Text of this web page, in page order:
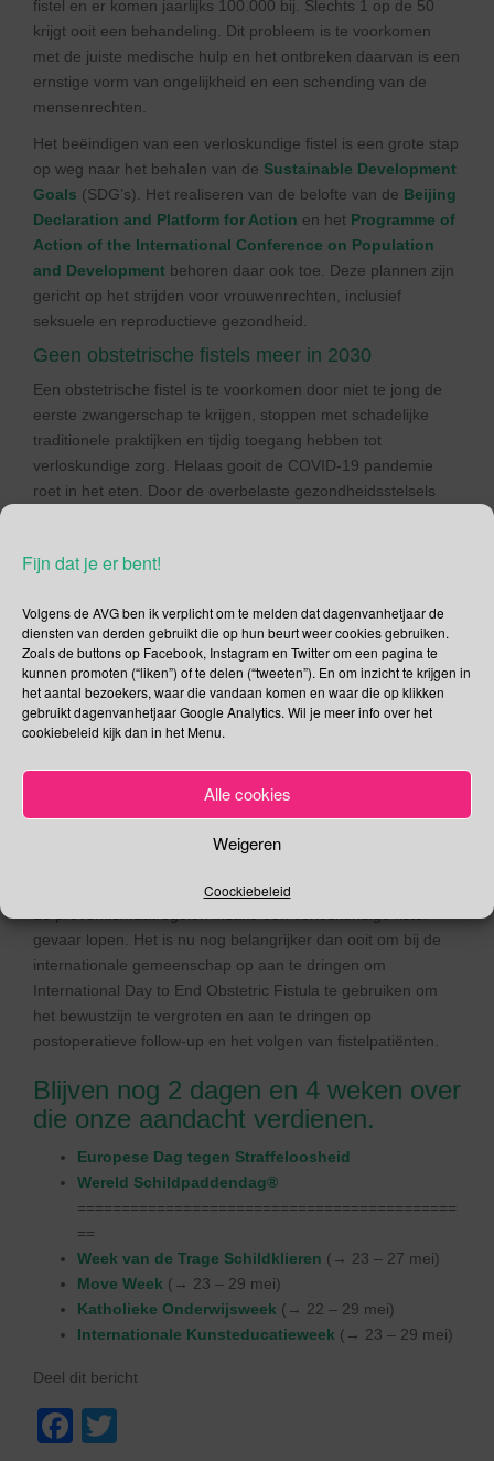
Fijn dat je er bent!
Volgens de AVG ben ik verplicht om te melden dat dagenvanhetjaar de
diensten van derden gebruikt die op hun beurt weer cookies gebruiken.
Zoals de buttons op Facebook, Instagram en Twitter om een pagina te
kunnen promoten (“liken”) of te delen (“tweeten”). En om inzicht te krijgen in
het aantal bezoekers, waar die vandaan komen en waar die op klikken
gebruikt dagenvanhetjaar Google Analytics. Wil je meer info over het
cookiebeleid kijk dan in het Menu.
Alle cookies
Weigeren
Coockiebeleid
fistel en er komen jaarlijks 100.000 bij. Slechts 1 op de 50
krijgt ooit een behandeling. Dit probleem is te voorkomen
met de juiste medische hulp en het ontbreken daarvan is een
ernstige vorm van ongelijkheid en een schending van de
mensenrechten.
Het beëindigen van een verloskundige fistel is een grote stap
op weg naar het behalen van de Sustainable Development
Goals (SDG’s). Het realiseren van de belofte van de Beijing
Declaration and Platform for Action en het Programme of
Action of the International Conference on Population
and Development behoren daar ook toe. Deze plannen zijn
gericht op het strijden voor vrouwenrechten, inclusief
seksuele en reproductieve gezondheid.
Geen obstetrische fistels meer in 2030
Een obstetrische fistel is te voorkomen door niet te jong de
eerste zwangerschap te krijgen, stoppen met schadelijke
traditionele praktijken en tijdig toegang hebben tot
verloskundige zorg. Helaas gooit de COVID-19 pandemie
roet in het eten. Door de overbelaste gezondheidsstelsels
kan houden. Bovendien zijn fistelreparaties op grote schaal
beschouwd. En ziekenhuizen richten zich nu alleen op de
zorg voor COVID-19 patiënten.
Preventiemaatregelen lopen gevaar
De verwachting is dat in 2030 13 miljoen meer
kindhuwelijken kunnen plaatsvinden dan normaal. Het is
uithuwelijken om, even oneerbiedig gezegd, er van af te zijn.
gevallen optreden en zullen in het post-COVID-19 tijdperk
aan te pakken. Er wordt een doemscenario geschetst waarin
gevaar lopen. Het is nu nog belangrijker dan ooit om bij de
internationale gemeenschap op aan te dringen om
International Day to End Obstetric Fistula te gebruiken om
het bewustzijn te vergroten en aan te dringen op
postoperatieve follow-up en het volgen van fistelpatiënten.
Blijven nog 2 dagen en 4 weken over
die onze aandacht verdienen.
Europese Dag tegen Straffeloosheid
Wereld Schildpaddendag®
===========================================
==
Week van de Trage Schildklieren (→ 23 – 27 mei)
Move Week (→ 23 – 29 mei)
Katholieke Onderwijsweek (→ 22 – 29 mei)
Internationale Kunsteducatieweek (→ 23 – 29 mei)
Deel dit bericht
F